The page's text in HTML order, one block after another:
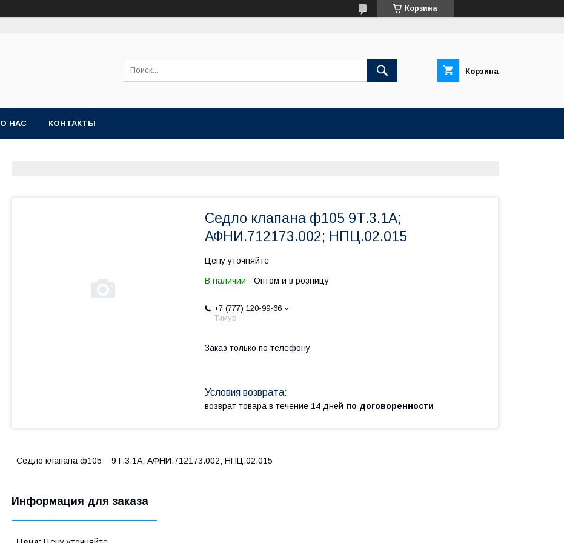
Корзина
Корзина
О НАС КОНТАКТЫ
Седло клапана ф105 9Т.3.1А;
АФНИ.712173.002; НПЦ.02.015
Цену уточняйте
В наличии Оптом и в розницу
+7 (777) 120-99-66
Тимур
Заказ только по телефону
возврат товара в течение 14 дней по договоренности
Седло клапана ф105 9Т.3.1А; АФНИ.712173.002; НПЦ.02.015
Информация для заказа